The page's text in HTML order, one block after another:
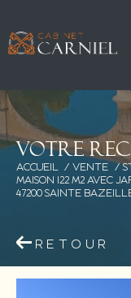
Votre rec
ACCUEIL VENTE
MAISON 122 M2 AVEC
47200 SAINTE
RETOUR